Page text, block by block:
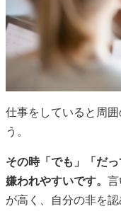
仕事をしていると周
う。
その時「でも」「だ
嫌われやすいです。
が高く、自分の非を認